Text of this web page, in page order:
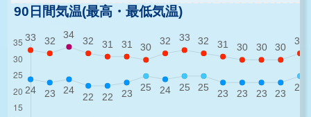
90日間気温(最高・最低気温)